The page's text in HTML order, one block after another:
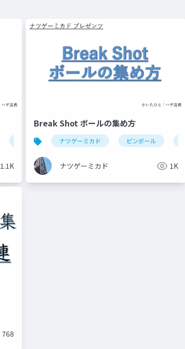
nip-it(ピンボール)
1.1K
Break Shot ボールの集め方
ナツゲーミカド ピンボール
ナツゲーミカド 1K
768